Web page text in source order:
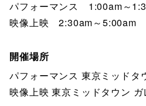
パフォーマンス 1:00am～
映像上映 2:30am～5:00am
開催場所
パフォーマンス 東京ミッド
映像上映 東京ミッドタウン